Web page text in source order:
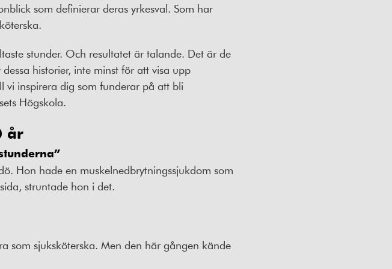
som definierar deras yrkesval. Som har
stunder. Och resultatet är talande. Det är de
historier, inte minst för att visa upp
vi inspirera dig som funderar på att bli
Högskola.
år
Hon hade en muskelnedbrytningssjukdom som
struntade hon i det.
som sjuksköterska. Men den här gången kände